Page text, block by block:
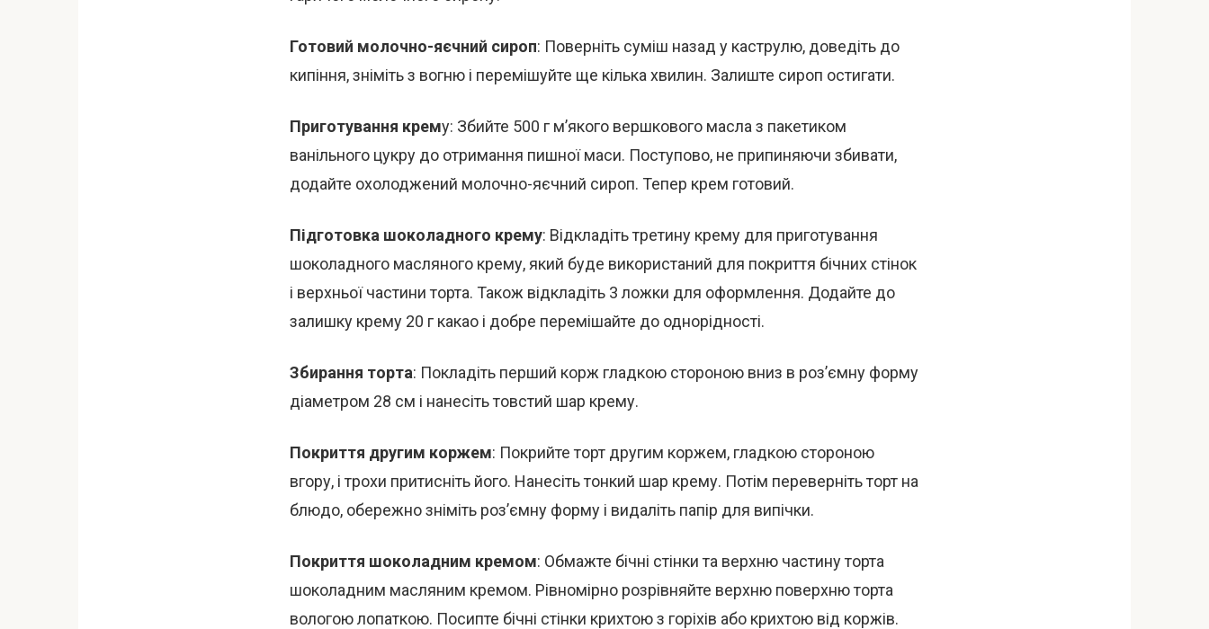
Готовий молочно-яєчний сироп: Поверніть суміш назад у каструлю, доведіть до
кипіння, зніміть з вогню і перемішуйте ще кілька хвилин. Залиште сироп остигати.
Приготування крему: Збийте 500 г м’якого вершкового масла з пакетиком
ванільного цукру до отримання пишної маси. Поступово, не припиняючи збивати,
додайте охолоджений молочно-яєчний сироп. Тепер крем готовий.
Підготовка шоколадного крему: Відкладіть третину крему для приготування
шоколадного масляного крему, який буде використаний для покриття бічних стінок
і верхньої частини торта. Також відкладіть 3 ложки для оформлення. Додайте до
залишку крему 20 г какао і добре перемішайте до однорідності.
Збирання торта: Покладіть перший корж гладкою стороною вниз в роз’ємну форму
діаметром 28 см і нанесіть товстий шар крему.
Покриття другим коржем: Покрийте торт другим коржем, гладкою стороною
вгору, і трохи притисніть його. Нанесіть тонкий шар крему. Потім переверніть торт на
блюдо, обережно зніміть роз’ємну форму і видаліть папір для випічки.
Покриття шоколадним кремом: Обмажте бічні стінки та верхню частину торта
шоколадним масляним кремом. Рівномірно розрівняйте верхню поверхню торта
вологою лопаткою. Посипте бічні стінки крихтою з горіхів або крихтою від коржів.